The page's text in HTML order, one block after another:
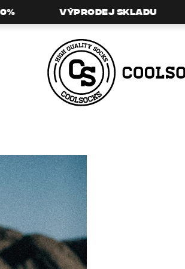
Výprodej skladu